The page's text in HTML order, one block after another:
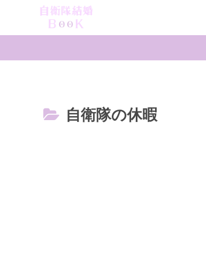
自衛隊の休暇